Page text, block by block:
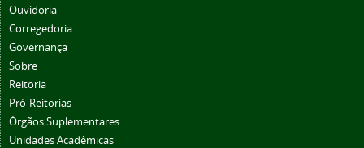
Ouvidoria
Corregedoria
Governança
Sobre
Reitoria
Pró-Reitorias
Órgãos Suplementares
Unidades Acadêmicas